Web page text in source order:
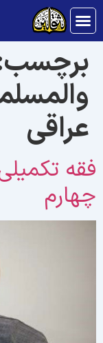
برچسب:
عراقی